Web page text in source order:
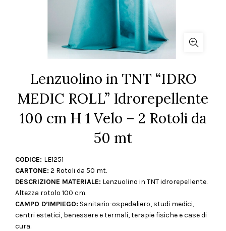
Lenzuolino in TNT “IDRO
MEDIC ROLL” Idrorepellente
100 cm H 1 Velo – 2 Rotoli da
50 mt
CODICE: LE1251
CARTONE: 2 Rotoli da 50 mt.
DESCRIZIONE MATERIALE: Lenzuolino in TNT idrorepellente.
Altezza rotolo 100 cm.
CAMPO D’IMPIEGO: Sanitario-ospedaliero, studi medici,
centri estetici, benessere e termali, terapie fisiche e case di
cura.